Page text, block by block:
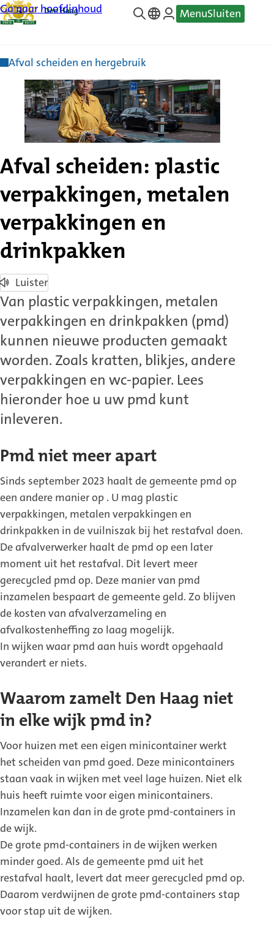
Ga naar hoofdinhoud
—
MenuSluiten
Afval scheiden en hergebruik
Afval scheiden: plastic
verpakkingen, metalen
verpakkingen en
drinkpakken
Luister
Van plastic verpakkingen, metalen
verpakkingen en drinkpakken (pmd)
kunnen nieuwe producten gemaakt
worden. Zoals kratten, blikjes, andere
verpakkingen en wc-papier. Lees
hieronder hoe u uw pmd kunt
inleveren.
Pmd niet meer apart
Sinds september 2023 haalt de gemeente pmd op
een andere manier op . U mag plastic
verpakkingen, metalen verpakkingen en
drinkpakken in de vuilniszak bij het restafval doen.
De afvalverwerker haalt de pmd op een later
moment uit het restafval. Dit levert meer
gerecycled pmd op. Deze manier van pmd
inzamelen bespaart de gemeente geld. Zo blijven
de kosten van afvalverzameling en
afvalkostenheffing zo laag mogelijk.
In wijken waar pmd aan huis wordt opgehaald
verandert er niets.
Waarom zamelt Den Haag niet
in elke wijk pmd in?
Voor huizen met een eigen minicontainer werkt
het scheiden van pmd goed. Deze minicontainers
staan vaak in wijken met veel lage huizen. Niet elk
huis heeft ruimte voor eigen minicontainers.
Inzamelen kan dan in de grote pmd-containers in
de wijk.
De grote pmd-containers in de wijken werken
minder goed. Als de gemeente pmd uit het
restafval haalt, levert dat meer gerecycled pmd op.
Daarom verdwijnen de grote pmd-containers stap
voor stap uit de wijken.